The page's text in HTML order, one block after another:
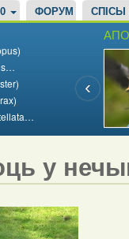
ФОРУМ СПІСЫ
у